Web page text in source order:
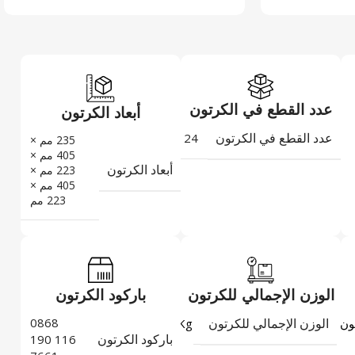
عدد القطع في الكرتون
عدد القطع في الكرتون 24
أبعاد الكرتون
أبعاد الكرتون
235 مم ×
405 مم ×
223 مم ×
405 مم ×
223 مم
الوزن الإجمالي للكرتون
الوزن الإجمالي للكرتون 6,96
Kg
باركود الكرتون
باركود الكرتون
0868
116 190